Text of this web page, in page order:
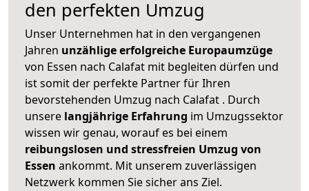
den perfekten Umzug
Unser Unternehmen hat in den vergangenen
Jahren unzählige erfolgreiche Europaumzüge
von Essen nach Calafat mit begleiten dürfen und
ist somit der perfekte Partner für Ihren
bevorstehenden Umzug nach Calafat . Durch
unsere langjährige Erfahrung im Umzugssektor
wissen wir genau, worauf es bei einem
reibungslosen und stressfreien Umzug von
Essen ankommt. Mit unserem zuverlässigen
Netzwerk kommen Sie sicher ans Ziel.